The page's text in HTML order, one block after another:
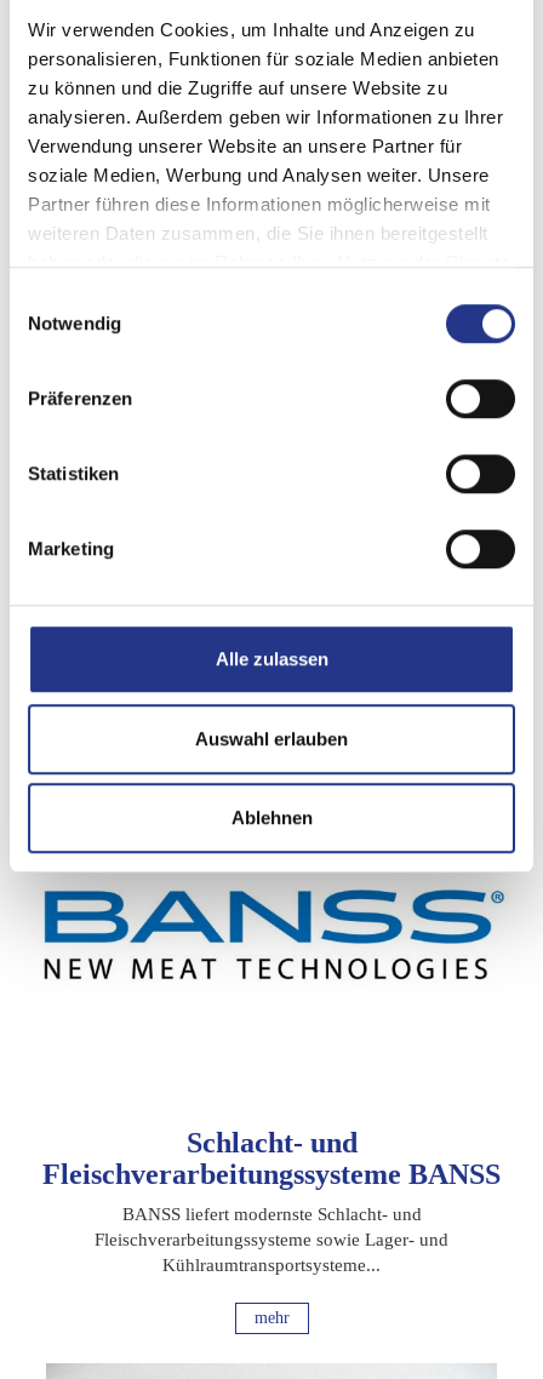
Wir verwenden Cookies, um Inhalte und Anzeigen zu
personalisieren, Funktionen für soziale Medien anbieten
zu können und die Zugriffe auf unsere Website zu
analysieren. Außerdem geben wir Informationen zu Ihrer
Verwendung unserer Website an unsere Partner für
soziale Medien, Werbung und Analysen weiter. Unsere
Partner führen diese Informationen möglicherweise mit
weiteren Daten zusammen, die Sie ihnen bereitgestellt
haben oder die sie im Rahmen Ihrer Nutzung der Dienste
Notwendig
Präferenzen
Statistiken
Marketing
Alle zulassen
Auswahl erlauben
Ablehnen
Betäubungszange
- Betäubungszange mit Schenkel aus Edelstahl mit
Kunststoffgriffen - Schalterlose Bedienung - Gute...
mehr
Registriereinheit für Betäubungen
Betäubungsgeräte: Die...
Schlacht- und
Fleischverarbeitungssysteme BANSS
BANSS liefert modernste Schlacht- und
Fleischverarbeitungssysteme sowie Lager- und
Kühlraumtransportsysteme...
mehr